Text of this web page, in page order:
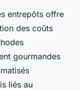
entrepôts offre
des coûts
gourmandes
liés au